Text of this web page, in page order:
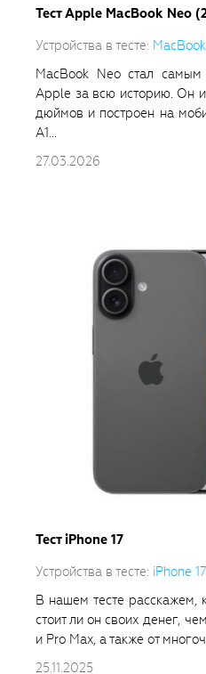
Тест Apple MacBook Neo
Устройства в тесте:
MacBook Neo стал самым
Apple за всю историю. Он
дюймов и построен на
A1...
27.03.2026
Тест iPhone 17
Устройства в тесте: iPhone 17
В нашем тесте расскажем,
стоит ли он своих денег,
и Pro Max, а также от
25.11.2025